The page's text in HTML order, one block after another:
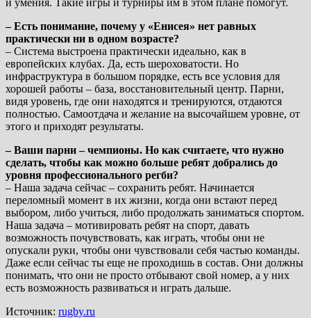
– Есть понимание, почему у «Енисея» нет равных
практически ни в одном возрасте?
– Система выстроена практически идеально, как в
европейских клубах. Да, есть шероховатости. Но
инфраструктура в большом порядке, есть все условия для
хорошей работы – база, восстановительный центр. Парни,
видя уровень, где они находятся и тренируются, отдаются
полностью. Самоотдача и желание на высочайшем уровне, от
этого и приходят результаты.
– Ваши парни – чемпионы. Но как считаете, что нужно
сделать, чтобы как можно больше ребят добрались до
уровня профессионального регби?
– Наша задача сейчас – сохранить ребят. Начинается
переломный момент в их жизни, когда они встают перед
выбором, либо учиться, либо продолжать заниматься спортом.
Наша задача – мотивировать ребят на спорт, давать
возможность почувствовать, как играть, чтобы они не
опускали руки, чтобы они чувствовали себя частью команды.
Даже если сейчас ты еще не проходишь в состав. Они должны
понимать, что они не просто отбывают свой номер, а у них
есть возможность развиваться и играть дальше.
Источник: rugby.ru